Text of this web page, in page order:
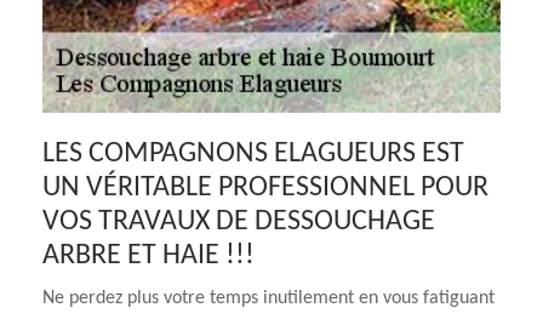
LES COMPAGNONS ELAGUEURS EST
UN VÉRITABLE PROFESSIONNEL POUR
VOS TRAVAUX DE DESSOUCHAGE
ARBRE ET HAIE !!!
Ne perdez plus votre temps inutilement en vous fatiguant